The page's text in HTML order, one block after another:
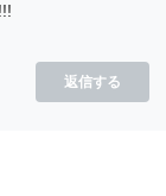
返信する